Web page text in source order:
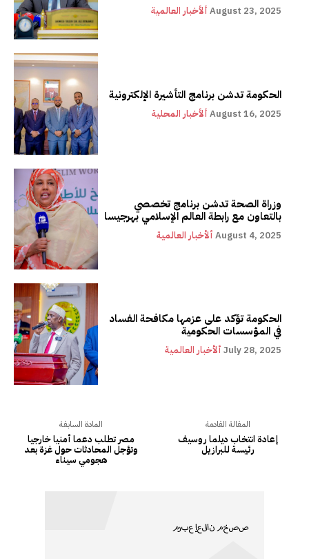
ألأخبار العالمية August 23, 2025
الحكومة تدشن برنامج التأشيرة الإلكترونية
ألأخبار المحلية August 16, 2025
وزراة الصحة تدشن برنامج تخصصي
بالتعاون مع رابطة العالم الإسلامي بهرجيسا
ألأخبار العالمية August 4, 2025
الحكومة تؤكد على عزمها مكافحة الفساد
في المؤسسات الحكومية
ألأخبار العالمية July 28, 2025
المادة السابقة
مصر تطلب دعما أمنيا خارجيا
وتؤجل المحادثات حول غزة بعد
هجومي سيناء
المقالة القادمة
إعادة انتخاب ديلما روسيف
رئيسة للبرازيل